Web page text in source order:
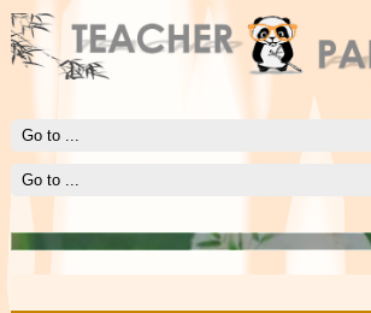
Le Panda
Le Panda est symbole d'harmonie et de délicatesse.